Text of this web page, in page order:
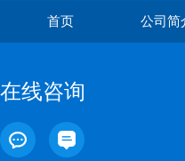
首页 公司简
在线咨询